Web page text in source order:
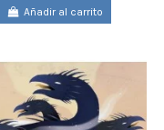
Añadir al carrito